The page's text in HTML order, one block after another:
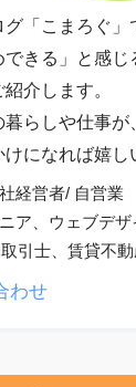
グ「こまろぐ」
できる」と感
介します。
暮らしや仕事が
けになれば嬉し
経営者/ 自営業
ア、ウェブデザ
引士、賃貸不
わせ